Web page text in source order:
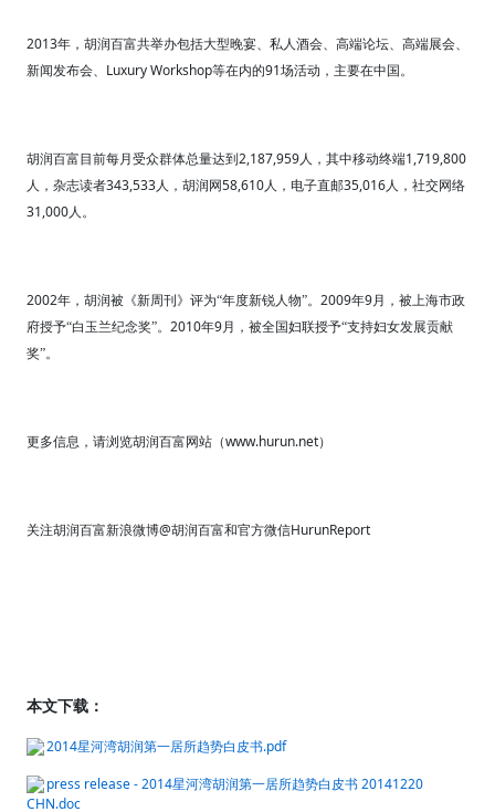
2013年，胡润百富共举办包括大型晚宴、私人酒会、高端论坛、高端展会、
新闻发布会、 Luxury Workshop等在内的91场活动，主要在中国。
胡润百富目前每月受众群体总量达到 2,187,959人，其中移动终端1,719,800
人，杂志读者343,533人，胡润网58,610人，电子直邮35,016人，社交网络
31,000人。
2002年，胡润被《新周刊》评为“年度新锐人物”。 2009年9月，被上海市政
府授予“白玉兰纪念奖”。 2010年9月，被全国妇联授予“支持妇女发展贡献
奖”。
更多信息，请浏览胡润百富网站（www.hurun.net）
关注胡润百富新浪微博@胡润百富和官方微信HurunReport
本文下载：
2014星河湾胡润第一居所趋势白皮书.pdf
press release - 2014星河湾胡润第一居所趋势白皮书 20141220
CHN.doc